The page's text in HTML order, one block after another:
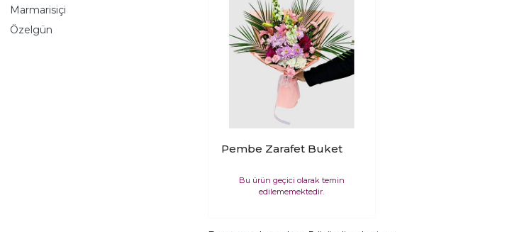
Marmarisiçi
Özelgün
Pembe Zarafet Buket
Bu ürün geçici olarak temin
edilememektedir.